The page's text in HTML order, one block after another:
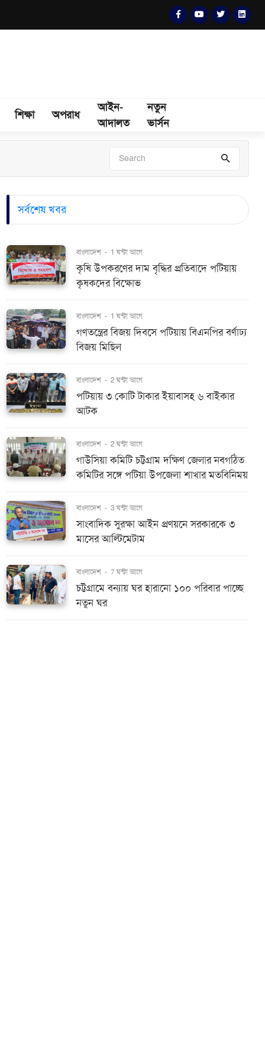
শিক্ষা অপরাধ
আইন-
আদালত
নতুন
ভার্সন
সর্বশেষ খবর
বাংলাদেশ - 1 ঘন্টা আগে
কৃষি উপকরণের দাম বৃদ্ধির প্রতিবাদে পটিয়ায়
কৃষকদের বিক্ষোভ
বাংলাদেশ - 1 ঘন্টা আগে
গণতন্ত্রের বিজয় দিবসে পটিয়ায় বিএনপির বর্ণাঢ্য
বিজয় মিছিল
বাংলাদেশ - 2 ঘন্টা আগে
পটিয়ায় ৩ কোটি টাকার ইয়াবাসহ ৬ বাইকার
আটক
বাংলাদেশ - 2 ঘন্টা আগে
গাউসিয়া কমিটি চট্টগ্রাম দক্ষিণ জেলার নবগঠিত
কমিটির সঙ্গে পটিয়া উপজেলা শাখার মতবিনিময়
বাংলাদেশ - 3 ঘন্টা আগে
সাংবাদিক সুরক্ষা আইন প্রণয়নে সরকারকে ৩
মাসের আল্টিমেটাম
বাংলাদেশ - 7 ঘন্টা আগে
চট্টগ্রামে বন্যায় ঘর হারানো ১০০ পরিবার পাচ্ছে
নতুন ঘর